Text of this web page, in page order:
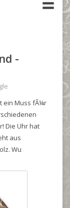
-
ein Muss fÃ¼r
Die Uhr hat
aus
Wu